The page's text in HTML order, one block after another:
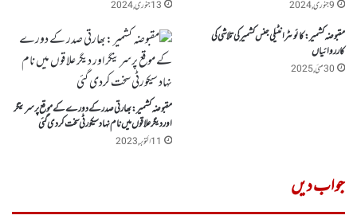
9 جنوری, 2024 13 جنوری, 2024
مقبوضہ کشمیر:کائوںٹر انٹیلی جنس کشمیر کی تلاشی کی
کارروائیاں
30 مئی, 2025
مقبوضہ کشمیر :بھارتی صدر کے دورے کے موقع پرسرینگر
اور دیگر علاقوں میں نام نہاد سیکورٹی سخت کردی گئی
11 اکتوبر, 2023
جواب دیں